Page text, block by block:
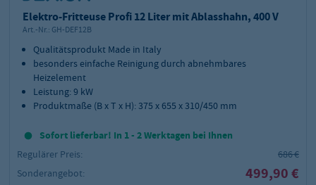
Elektro-Fritteuse Profi 12 Liter mit Ablasshahn, 400 V
Art.-Nr.: GH-DEF12B
Qualitätsprodukt Made in Italy
besonders einfache Reinigung durch abnehmbares
Heizelement
Leistung: 9 kW
Produktmaße (B x T x H): 375 x 655 x 310/450 mm
Sofort lieferbar! In 1 - 2 Werktagen bei Ihnen
Regulärer Preis:
686 €
Sonderangebot:
499,90 €